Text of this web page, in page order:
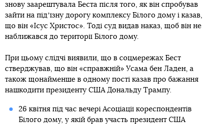
знову заарештувала Беста після того, як він спробував
зайти на підʼїзну дорогу комплексу Білого дому і казав,
що він «Ісус Христос». Тоді суд видав наказ, щоб він не
наближався до території Білого дому.
При цьому слідчі виявили, що в соцмережах Бест
стверджував, що він «справжній» Усама бен Ладен, а
також щонайменше в одному пості казав про бажання
нашкодити президенту США Дональду Трампу.
26 квітня під час вечері Асоціації кореспондентів
Білого дому, у якій брав участь президент США